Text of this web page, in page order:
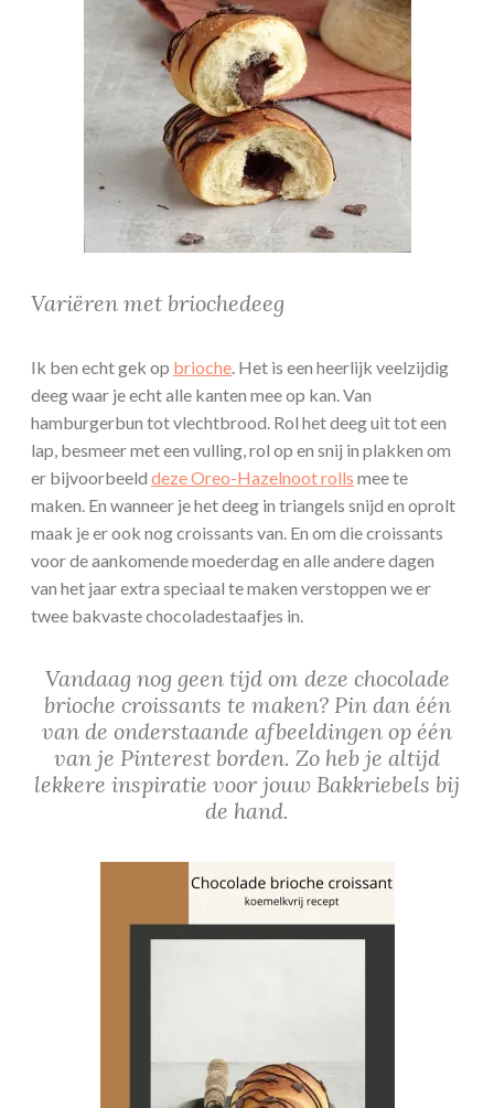
Variëren met briochedeeg
Ik ben echt gek op brioche. Het is een heerlijk veelzijdig
deeg waar je echt alle kanten mee op kan. Van
hamburgerbun tot vlechtbrood. Rol het deeg uit tot een
lap, besmeer met een vulling, rol op en snij in plakken om
er bijvoorbeeld deze Oreo-Hazelnoot rolls mee te
maken. En wanneer je het deeg in triangels snijd en oprolt
maak je er ook nog croissants van. En om die croissants
voor de aankomende moederdag en alle andere dagen
van het jaar extra speciaal te maken verstoppen we er
twee bakvaste chocoladestaafjes in.
Vandaag nog geen tijd om deze chocolade
brioche croissants te maken? Pin dan één
van de onderstaande afbeeldingen op één
van je Pinterest borden. Zo heb je altijd
lekkere inspiratie voor jouw Bakkriebels bij
de hand.